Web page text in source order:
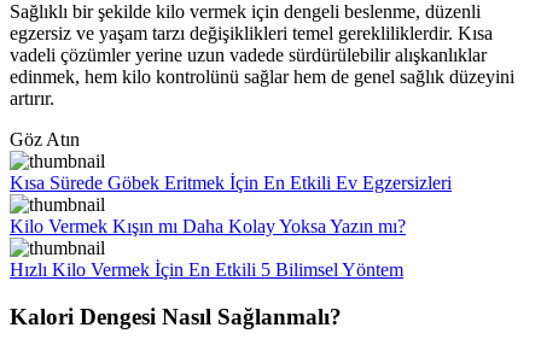
Sağlıklı bir şekilde kilo vermek için dengeli beslenme, düzenli
egzersiz ve yaşam tarzı değişiklikleri temel gerekliliklerdir. Kısa
vadeli çözümler yerine uzun vadede sürdürülebilir alışkanlıklar
edinmek, hem kilo kontrolünü sağlar hem de genel sağlık düzeyini
artırır.
Göz Atın
Kısa Sürede Göbek Eritmek İçin En Etkili Ev Egzersizleri
Kilo Vermek Kışın mı Daha Kolay Yoksa Yazın mı?
Hızlı Kilo Vermek İçin En Etkili 5 Bilimsel Yöntem
Kalori Dengesi Nasıl Sağlanmalı?